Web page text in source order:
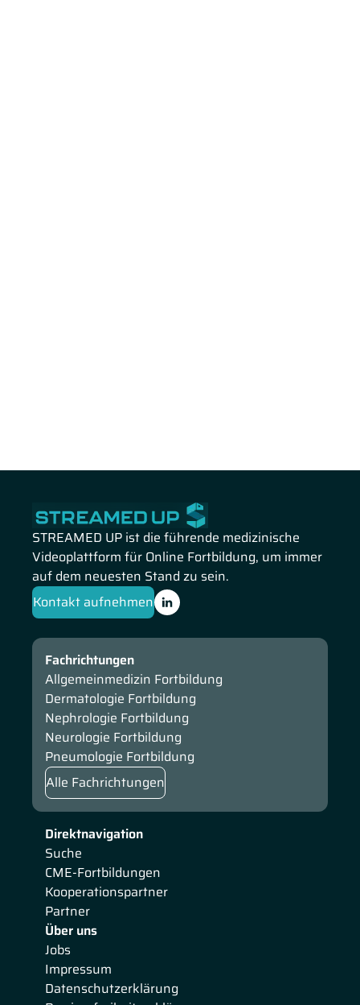
STREAMED UP ist die führende medizinische
Videoplattform für Online Fortbildung, um immer
auf dem neuesten Stand zu sein.
Kontakt aufnehmen
Direktnavigation
Suche
CME-Fortbildungen
Kooperationspartner
Partner
Über uns
Jobs
Impressum
Datenschutzerklärung
Fachrichtungen
Allgemeinmedizin Fortbildung
Dermatologie Fortbildung
Nephrologie Fortbildung
Neurologie Fortbildung
Pneumologie Fortbildung
Alle Fachrichtungen